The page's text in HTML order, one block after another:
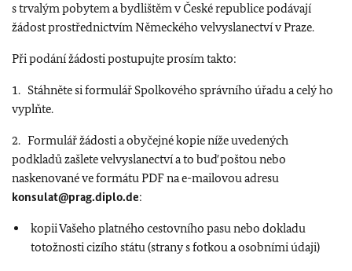
s trvalým pobytem a bydlištěm v České republice podávají
žádost prostřednictvím Německého velvyslanectví v Praze.
Při podání žádosti postupujte prosím takto:
1. Stáhněte si formulář Spolkového správního úřadu a celý ho
vyplňte.
2. Formulář žádosti a obyčejné kopie níže uvedených
podkladů zašlete velvyslanectví a to buď poštou nebo
naskenované ve formátu PDF na e-mailovou adresu
konsulat@prag.diplo.de:
kopii Vašeho platného cestovního pasu nebo dokladu
totožnosti cizího státu (strany s fotkou a osobními údaji)